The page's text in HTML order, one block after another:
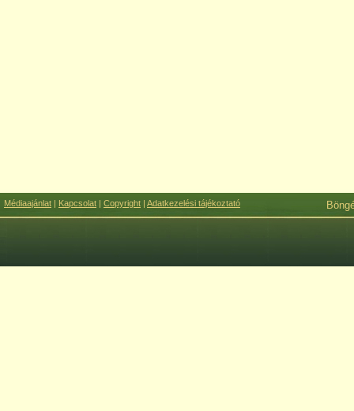
Médiaajánlat | Kapcsolat | Copyright | Adatkezelési tájékoztató